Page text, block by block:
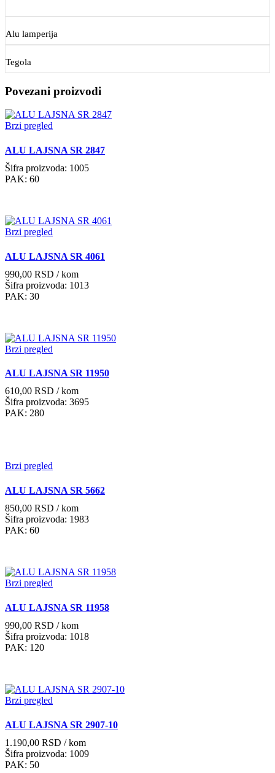
Alu lamperija
Tegola
Povezani proizvodi
Brzi pregled
ALU LAJSNA SR 2847
Šifra proizvoda: 1005
PAK: 60
Brzi pregled
ALU LAJSNA SR 4061
990,00 RSD / kom
Šifra proizvoda: 1013
PAK: 30
Brzi pregled
ALU LAJSNA SR 11950
610,00 RSD / kom
Šifra proizvoda: 3695
PAK: 280
Brzi pregled
ALU LAJSNA SR 5662
850,00 RSD / kom
Šifra proizvoda: 1983
PAK: 60
Brzi pregled
ALU LAJSNA SR 11958
990,00 RSD / kom
Šifra proizvoda: 1018
PAK: 120
Brzi pregled
ALU LAJSNA SR 2907-10
1.190,00 RSD / kom
Šifra proizvoda: 1009
PAK: 50